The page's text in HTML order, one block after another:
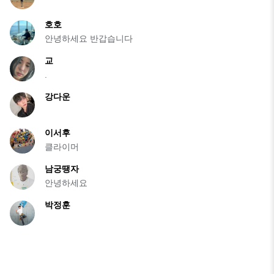
호호
안녕하세요 반갑습니다
교
강다운
이서후
클라이머
남궁땡자
안녕하세요
박정훈